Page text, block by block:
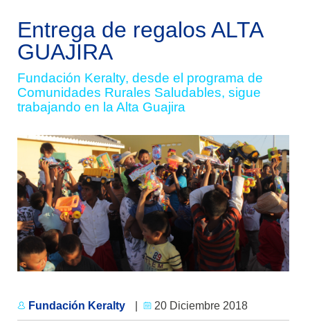
Entrega de regalos ALTA
GUAJIRA
Fundación Keralty, desde el programa de
Comunidades Rurales Saludables, sigue
trabajando en la Alta Guajira
Fundación Keralty 20 Diciembre 2018